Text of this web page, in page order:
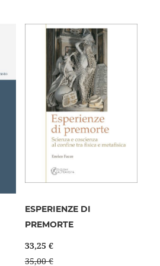
ESPERIENZE DI
PREMORTE
33,25 €
35,00 €